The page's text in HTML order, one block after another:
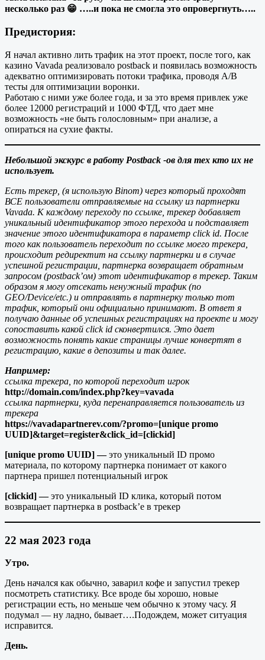
несколько раз 😁 …..и пока не смогла это опровергнуть…..
Предистория:
Я начал активно лить трафик на этот проект, после того, как
казино Vavada реализовало postback и появилась возможность
адекватно оптимизировать потоки трафика, проводя A/B
тесты для оптимизации воронки.
Работаю с ними уже более года, и за это время привлек уже
более 12000 регистраций и 1000 ФТД, что дает мне
возможность «не быть голословным» при анализе, а
опираться на сухие факты.
Небольшой экскурс в работу Postback -ов для тех кто их не
использует.
Есть трекер, (я использую Binom) через который проходят
ВСЕ пользователи отправляемые на ссылку из партнерки
Vavada. К каждому переходу по ссылке, трекер добавляет
уникальный идентификатор этого перехода и подставляет
значение этого идентификатора в параметр click id. После
того как пользователь переходит по ссылке моего трекера,
происходит редиректит на ссылку партнерки и в случае
успешной регистрации, партнерка возвращает обратным
запросом (postback’ом) этот идентификатор в трекер. Таким
образом я могу отсекать ненужный трафик (по
GEO/Device/etc.) и отправлять в партнерку только тот
трафик, который они официально принимают. В ответ я
получаю данные об успешных регистрациях на проекте и могу
сопоставить какой click id сконвертился. Это дает
возможность понять какие страницы лучше конвертят в
регистрацию, какие в депозиты и так далее.
Например:
ссылка трекера, по которой переходит игрок
http://domain.com/index.php?key=vavada
ссылка партнерки, куда перенаправляется пользователь из
трекера
https://vavadapartnerev.com/?promo=[unique promo
UUID]&target=register&click_id=[clickid]
[unique promo UUID] —это уникальный ID промо
материала, по которому партнерка понимает от какого
партнера пришел потенциальный игрок
[clickid] —это уникальный ID клика, который потом
возвращает партнерка в postback’e в трекер
22 мая 2023 года
Утро.
День начался как обычно, заварил кофе и запустил трекер
посмотреть статистику. Все вроде бы хорошо, новые
регистрации есть, но меньше чем обычно к этому часу. Я
подумал — ну ладно, бывает….Подождем, может ситуация
исправится.
День.